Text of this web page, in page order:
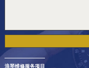
浪琴维修服务项目